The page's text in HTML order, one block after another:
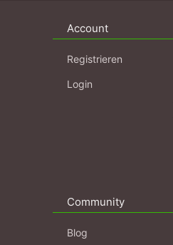
Account
Registrieren
Login
Community
Blog